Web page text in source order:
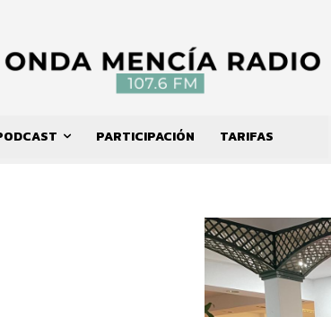
PARTICIPACIÓN TARIFAS